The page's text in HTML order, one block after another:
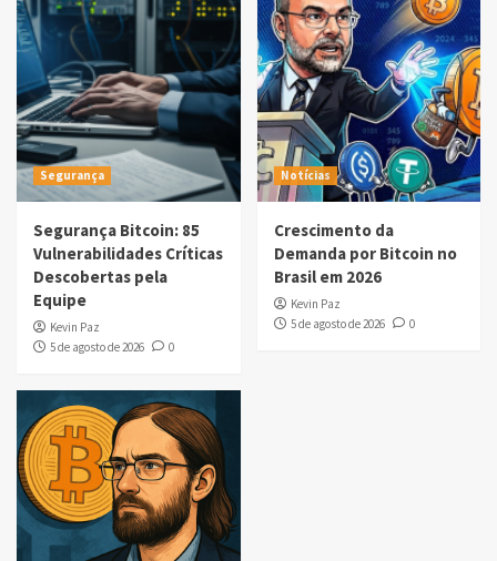
Segurança
Segurança Bitcoin: 85
Vulnerabilidades Críticas
Descobertas pela
Equipe
Kevin Paz
5 de agosto de 2026
0
Notícias
Crescimento da
Demanda por Bitcoin no
Brasil em 2026
Kevin Paz
5 de agosto de 2026
0